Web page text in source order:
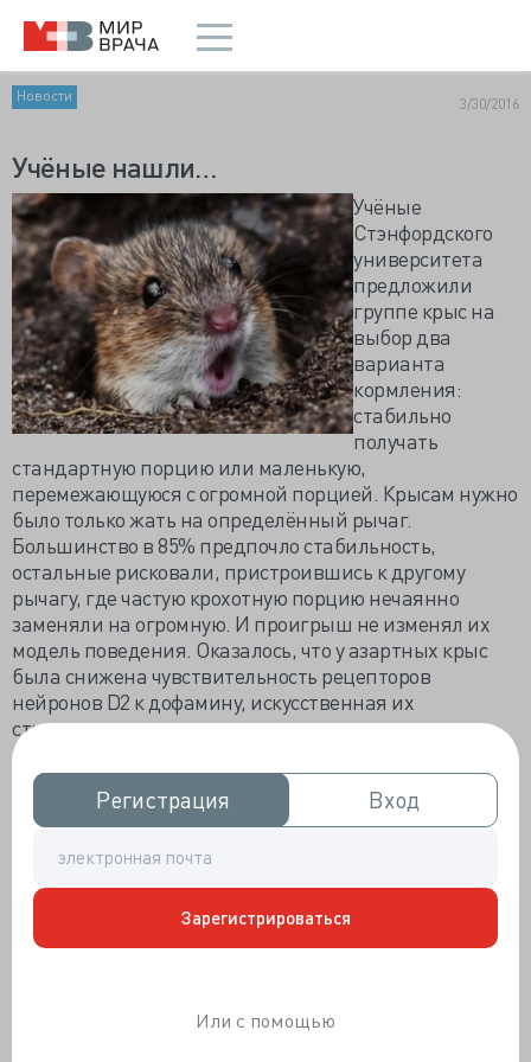
Регистрация
Регистрация Вход
Вход
Зарегистрироваться
Или с помощью
Новости 3/30/2016
Учёные нашли…
Учёные
Стэнфордского
университета
предложили
группе крыс на
выбор два
варианта
кормления:
стабильно
получать
стандартную порцию или маленькую,
перемежающуюся с огромной порцией. Крысам нужно
было только жать на определённый рычаг.
Большинство в 85% предпочло стабильность,
остальные рисковали, пристроившись к другому
рычагу, где частую крохотную порцию нечаянно
заменяли на огромную. И проигрыш не изменял их
модель поведения. Оказалось, что у азартных крыс
была снижена чувствительность рецепторов
нейронов D2 к дофамину, искусственная их
стимуляция приводила к осторожному и
предусмотрительному поведению животных. Есть
надежда, что игромания будет излечимой.
Американские исследователи индуцировали
контрольной и получавшей накануне двухнедельный
курс антибиотиков, осложнившийся нарушением
кишечной микробиоты. При обеднённой микрофлоре
кишки площадь ишемии была в среднем на 60%
лимфоциты, но что именно способствовало